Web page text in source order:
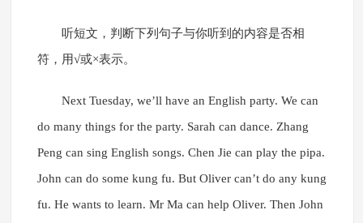
听短文，判断下列句子与你听到的内容是否相
符，用√或×表示。
Next Tuesday, we’ll have an English party. We can
do many things for the party. Sarah can dance. Zhang
Peng can sing English songs. Chen Jie can play the pipa.
John can do some kung fu. But Oliver can’t do any kung
fu. He wants to learn. Mr Ma can help Oliver. Then John